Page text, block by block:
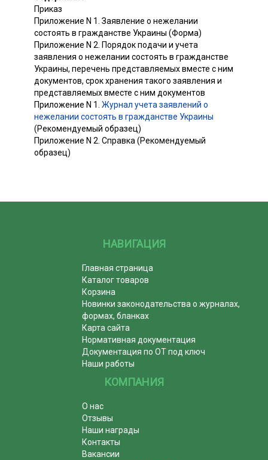
Приказ
Приложение N 1. Заявление о нежелании
состоять в гражданстве Украины (Форма)
Приложение N 2. Порядок подачи и учета
заявления о нежелании состоять в гражданстве
Украины, перечень представляемых вместе с ним
документов, срок хранения такого заявления и
представляемых вместе с ним документов
Приложение N 1. Журнал учета заявлений о
нежелании состоять в гражданстве Украины
(Рекомендуемый образец)
Приложение N 2. Справка (Рекомендуемый
образец)
НАВИГАЦИЯ
Главная страница
Каталог товаров
Корзина
Новинки законодательства о журналах,
формах, бланках
Карта сайта
Нормативная документация
Документация по ОТ под ключ
Наши работы
КОМПАНИЯ
О нас
Отзывы
Наши награды
Контакты
Вакансии